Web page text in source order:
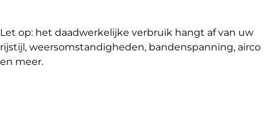
Let op: het daadwerkelijke verbruik hangt af van uw
rijstijl, weersomstandigheden, bandenspanning, airco
en meer.